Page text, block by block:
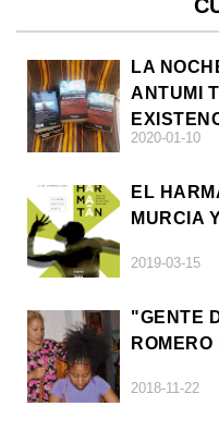
LA
ANTUMI
2020-01-10
EL
MURCIA
2019-03-15
"GENTE
2018-11-22